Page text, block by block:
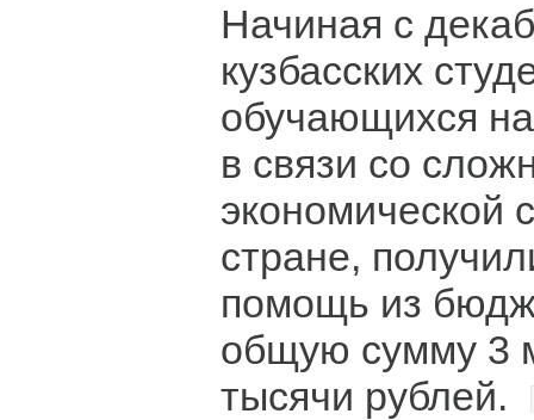
Начиная с
кузбасских
обучающихся
в связи со
экономической
стране,
помощь из
общую сумму 3
тысячи рублей.